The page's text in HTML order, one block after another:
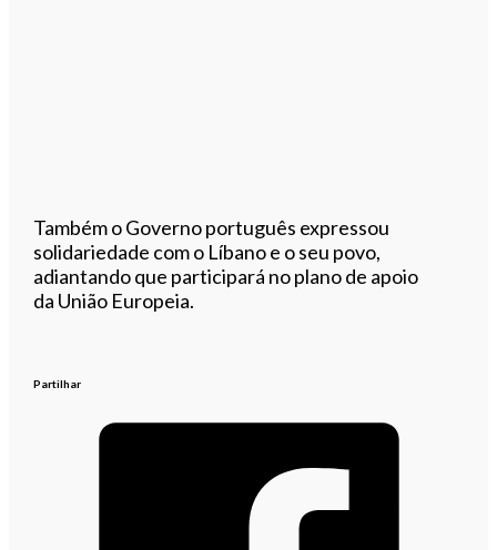
Também o Governo português expressou
solidariedade com o Líbano e o seu povo,
adiantando que participará no plano de apoio
da União Europeia.
Partilhar